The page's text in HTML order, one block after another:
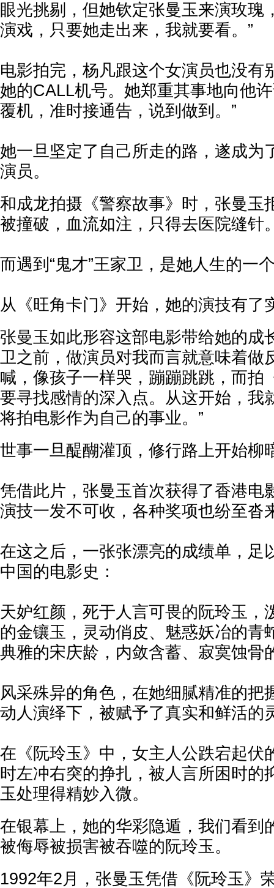
眼光挑剔，但她钦定张曼玉来演玫瑰
演戏，只要她走出来，我就要看。”
电影拍完，杨凡跟这个女演员也没有
她的CALL机号。她郑重其事地向他
覆机，准时接通告，说到做到。”
她一旦坚定了自己所走的路，遂成为
演员。
和成龙拍摄《警察故事》时，张曼玉
被撞破，血流如注，只得去医院缝针
而遇到“鬼才”王家卫，是她人生的一
从《旺角卡门》开始，她的演技有了
张曼玉如此形容这部电影带给她的成
卫之前，做演员对我而言就意味着做
喊，像孩子一样哭，蹦蹦跳跳，而拍
要寻找感情的深入点。从这开始，我
将拍电影作为自己的事业。”
世事一旦醍醐灌顶，修行路上开始柳
凭借此片，张曼玉首次获得了香港电
演技一发不可收，各种奖项也纷至沓
在这之后，一张张漂亮的成绩单，足
中国的电影史：
天妒红颜，死于人言可畏的阮玲玉，
的金镶玉，灵动俏皮、魅惑妖冶的青
典雅的宋庆龄，内敛含蓄、寂寞蚀骨
风采殊异的角色，在她细腻精准的把
动人演绎下，被赋予了真实和鲜活的
在《阮玲玉》中，女主人公跌宕起伏
时左冲右突的挣扎，被人言所困时的
玉处理得精妙入微。
在银幕上，她的华彩隐遁，我们看到
被侮辱被损害被吞噬的阮玲玉。
1992年2月，张曼玉凭借《阮玲玉》